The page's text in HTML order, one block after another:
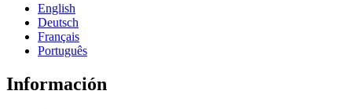
English
Deutsch
Français
Português
Información